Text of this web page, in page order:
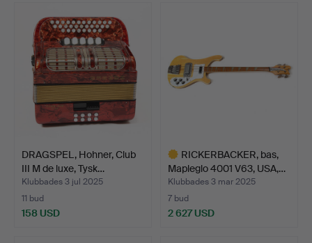
DRAGSPEL, Hohner, Club
III M de luxe, Tysk…
Klubbades 3 jul 2025
11 bud
158 USD
RICKERBACKER, bas,
Mapleglo 4001 V63, USA,…
Klubbades 3 mar 2025
7 bud
2 627 USD